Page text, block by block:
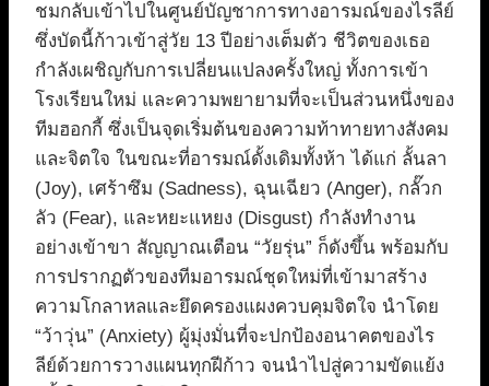
ชมกลับเข้าไปในศูนย์บัญชาการทางอารมณ์ของไรลีย์
ซึ่งบัดนี้ก้าวเข้าสู่วัย 13 ปีอย่างเต็มตัว ชีวิตของเธอ
กำลังเผชิญกับการเปลี่ยนแปลงครั้งใหญ่ ทั้งการเข้า
โรงเรียนใหม่ และความพยายามที่จะเป็นส่วนหนึ่งของ
ทีมฮอกกี้ ซึ่งเป็นจุดเริ่มต้นของความท้าทายทางสังคม
และจิตใจ ในขณะที่อารมณ์ดั้งเดิมทั้งห้า ได้แก่ ลั้นลา
(Joy), เศร้าซึม (Sadness), ฉุนเฉียว (Anger), กลั๊วก
ลัว (Fear), และหยะแหยง (Disgust) กำลังทำงาน
อย่างเข้าขา สัญญาณเตือน “วัยรุ่น” ก็ดังขึ้น พร้อมกับ
การปรากฏตัวของทีมอารมณ์ชุดใหม่ที่เข้ามาสร้าง
ความโกลาหลและยึดครองแผงควบคุมจิตใจ นำโดย
“ว้าวุ่น” (Anxiety) ผู้มุ่งมั่นที่จะปกป้องอนาคตของไร
ลีย์ด้วยการวางแผนทุกฝีก้าว จนนำไปสู่ความขัดแย้ง